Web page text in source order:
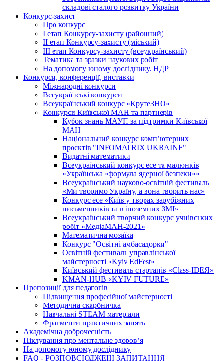
складові сталого розвитку України
Конкурс-захист
Про конкурс
І етап Конкурсу-захисту (районний)
ІІ етап Конкурсу-захисту (міський)
ІІІ етап Конкурсу-захисту (всеукраїнський)
Тематика та зразки наукових робіт
На допомогу юному досліднику. НДР
Конкурси, конференції, виставки
Міжнародні конкурси
Всеукраїнські конкурси
Всеукраїнський конкурс «КрутеЗНО»
Конкурси Київської МАН та партнерів
Кубок знань МАУП за підтримки Київської
МАН
Національний конкурс комп’ютерних
проєктів "INFOMATRIX UKRAINE"
Видатні математики
Всеукраїнський конкурс есе та малюнків
«Українська «формула ядерної безпеки»»
Всеукраїнський науково-освітній фестиваль
«Ми творимо Україну, а вона творить нас»
Конкурс есе «Київ у творах зарубіжних
письменників та в іноземних ЗМІ»
Всеукраїнський творчий конкурс учнівських
робіт «МедіаМАН-2021»
Математична мозаїка
Конкурс "Освітні амбасадорки"
Освітній фестиваль управлінської
майстерності «Kyiv EdFest»
Київський фестиваль стартапів «Class-IDEЯ»
KMAN-HUB «KYIV FUTURE»
Пропозиції для педагогів
Підвищення професійної майстерності
Методична скарбничка
Навчальні STEAM матеріали
Фрагменти практичних занять
Академічна доброчесність
Піклування про ментальне здоровʼя
На допомогу юному досліднику
FAQ - РОЗПОВСЮДЖЕНІ ЗАПИТАННЯ